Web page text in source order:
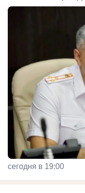
сегодня в 19:00